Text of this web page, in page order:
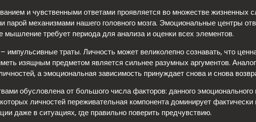
и чувственными ответами проявляется во множестве жизненных
парой механизмами нашего головного мозга. Эмоциональные центры
мышление требует периода для анализа и оценки всех элементов.
импульсивные траты. Личность может великолепно сознавать, что
изящным предметом является сильнее разумных аргументов.
а эмоциональная зависимость принуждает снова и снова
обусловлена от большого числа факторов: данного
личностей переживательная компонента доминирует
даже в ситуациях, где правильно поверить предчувствию.